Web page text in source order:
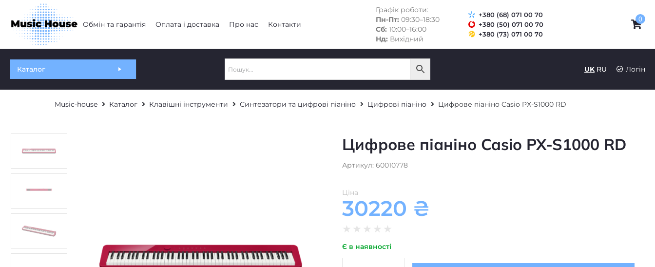
Обмін та гарантія Оплата і доставка Про нас Контакти
Графік роботи:
Пн-Пт: 09:30–18:30
Сб: 10:00–16:00
Нд: Вихідний
+380 (68) 071 00 70
+380 (50) 071 00 70
+380 (73) 071 00 70
0
Каталог UK RU Логін
Music-house Каталог Клавішні інструменти Синтезатори та цифрові піаніно Цифрові піаніно Цифрове піаніно Casio PX-S1000 RD
Цифрове піаніно Casio PX-S1000 RD
Артикул: 60010778
Ціна
30220 ₴
★ ★ ★ ★ ★
Є в наявності